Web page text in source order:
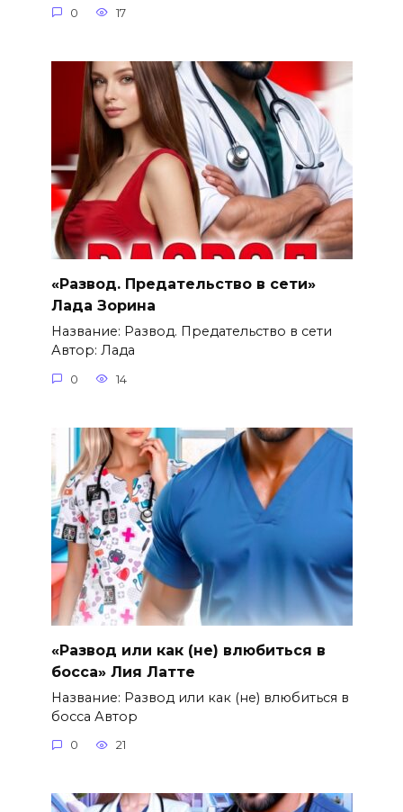
0 17
«Развод. Предательство в сети»
Лада Зорина
Название: Развод. Предательство в сети
Автор: Лада
0 14
«Развод или как (не) влюбиться в
босса» Лия Латте
Название: Развод или как (не) влюбиться в
босса Автор
0 21